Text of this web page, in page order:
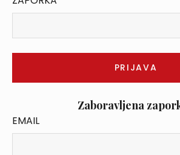
Zaboravljena
EMAIL